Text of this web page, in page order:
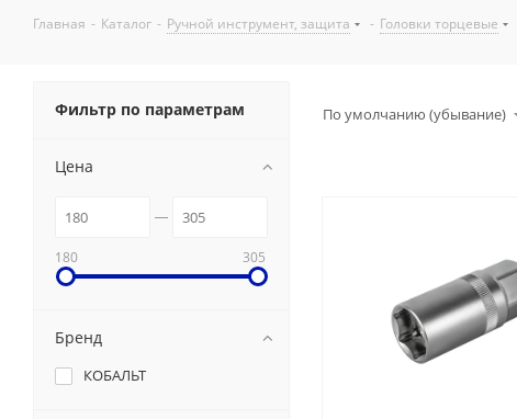
Главная - Каталог - Ручной инструмент, защита - Головки торцевые
По умолчанию (убывание)
Фильтр по параметрам
Цена
180 305
Бренд
КОБАЛЬТ